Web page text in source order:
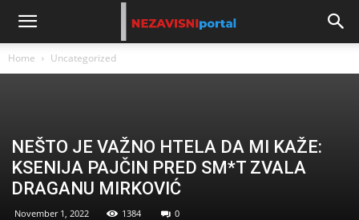
Home Uncategorized
NEŠTO JE VAŽNO HTELA DA MI KAŽE:
KSENIJA PAJČIN PRED SM*T ZVALA
DRAGANU MIRKOVIĆ
November 1, 2022 1384 0